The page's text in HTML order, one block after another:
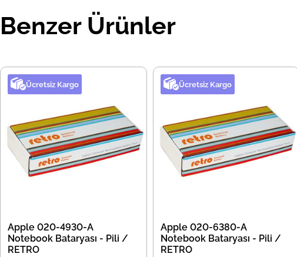
Benzer Ürünler
Ücretsiz Kargo
Apple 020-4930-A
Notebook Bataryası - Pili /
RETRO
Ücretsiz Kargo
Apple 020-6380-A
Notebook Bataryası - Pili /
RETRO